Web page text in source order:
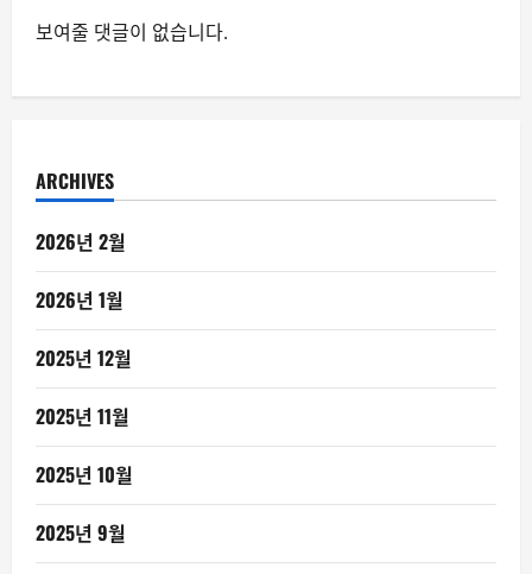
보여줄 댓글이 없습니다.
ARCHIVES
2026년 2월
2026년 1월
2025년 12월
2025년 11월
2025년 10월
2025년 9월